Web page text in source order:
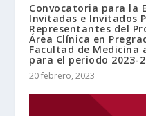
Convocatoria para la
Invitadas e Invitados
Representantes del
Área Clínica en
Facultad de Medicina
para el periodo 2023-
20 febrero, 2023